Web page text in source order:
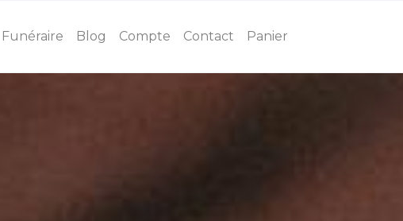
Funéraire Blog Compte Contact Panier